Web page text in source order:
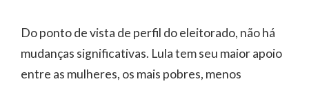
Do ponto de vista de perfil do eleitorado, não há
mudanças significativas. Lula tem seu maior apoio
entre as mulheres, os mais pobres, menos